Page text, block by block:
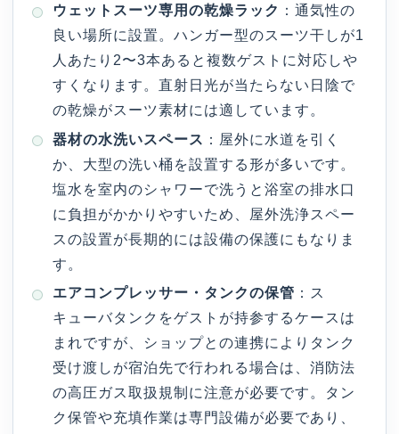
ウェットスーツ専用の乾燥ラック ：通気性の
良い場所に設置。ハンガー型のスーツ干しが1
人あたり2〜3本あると複数ゲストに対応しや
すくなります。直射日光が当たらない日陰で
の乾燥がスーツ素材には適しています。
器材の水洗いスペース ：屋外に水道を引く
か、大型の洗い桶を設置する形が多いです。
塩水を室内のシャワーで洗うと浴室の排水口
に負担がかかりやすいため、屋外洗浄スペー
スの設置が長期的には設備の保護にもなりま
す。
エアコンプレッサー・タンクの保管 ：ス
キューバタンクをゲストが持参するケースは
まれですが、ショップとの連携によりタンク
受け渡しが宿泊先で行われる場合は、消防法
の高圧ガス取扱規制に注意が必要です。タン
ク保管や充填作業は専門設備が必要であり、